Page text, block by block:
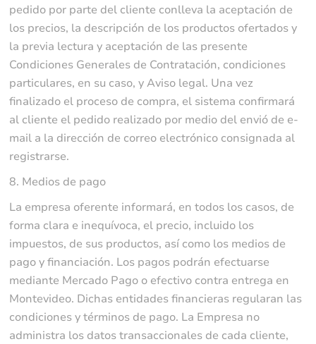
pedido por parte del cliente conlleva la aceptación de
los precios, la descripción de los productos ofertados y
la previa lectura y aceptación de las presente
Condiciones Generales de Contratación, condiciones
particulares, en su caso, y Aviso legal. Una vez
finalizado el proceso de compra, el sistema confirmará
al cliente el pedido realizado por medio del envió de e-
mail a la dirección de correo electrónico consignada al
registrarse.
8. Medios de pago
La empresa oferente informará, en todos los casos, de
forma clara e inequívoca, el precio, incluido los
impuestos, de sus productos, así como los medios de
pago y financiación. Los pagos podrán efectuarse
mediante Mercado Pago o efectivo contra entrega en
Montevideo. Dichas entidades financieras regularan las
condiciones y términos de pago. La Empresa no
administra los datos transaccionales de cada cliente,